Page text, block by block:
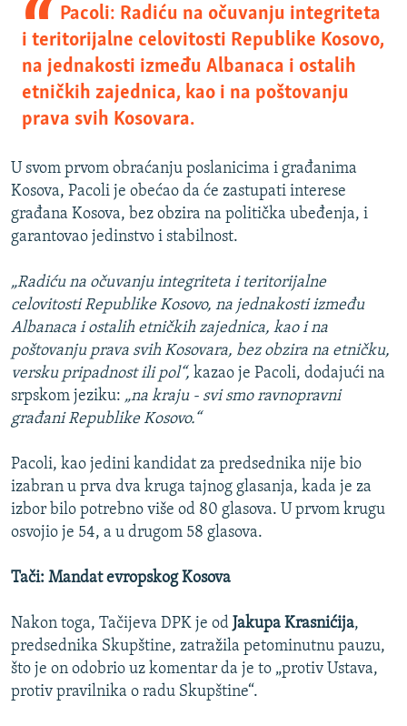
Pacoli: Radiću na očuvanju integriteta
i teritorijalne celovitosti Republike Kosovo,
na jednakosti između Albanaca i ostalih
etničkih zajednica, kao i na poštovanju
prava svih Kosovara.
U svom prvom obraćanju poslanicima i građanima
Kosova, Pacoli je obećao da će zastupati interese
građana Kosova, bez obzira na politička ubeđenja, i
garantovao jedinstvo i stabilnost.
„Radiću na očuvanju integriteta i teritorijalne
celovitosti Republike Kosovo, na jednakosti između
Albanaca i ostalih etničkih zajednica, kao i na
poštovanju prava svih Kosovara, bez obzira na etničku,
versku pripadnost ili pol“, kazao je Pacoli, dodajući na
srpskom jeziku: „na kraju - svi smo ravnopravni
građani Republike Kosovo.“
Pacoli, kao jedini kandidat za predsednika nije bio
izabran u prva dva kruga tajnog glasanja, kada je za
izbor bilo potrebno više od 80 glasova. U prvom krugu
osvojio je 54, a u drugom 58 glasova.
Tači: Mandat evropskog Kosova
Nakon toga, Tačijeva DPK je od Jakupa Krasnićija,
predsednika Skupštine, zatražila petominutnu pauzu,
što je on odobrio uz komentar da je to „protiv Ustava,
protiv pravilnika o radu Skupštine“.